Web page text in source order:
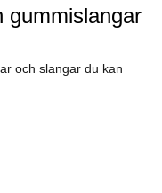
gummislangar
och slangar du kan